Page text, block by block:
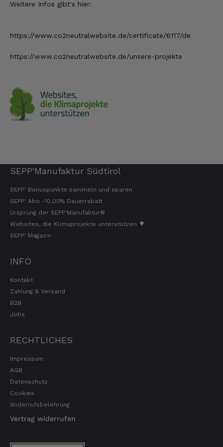
Weitere Infos gibt's hier:
https://www.co2neutralwebsite.de/certificate/6117/de
https://www.co2neutralwebsite.de/unsere-projekte
SEPP'Manufaktur Südtirol
SEPP' Bonuspunkte sammeln und sparen
SEPP' Abo -10,00% Dauerrabatt
Ursprung der SEPP'Manufaktur®
Websites, die Klimaprojekte unterstützen 🌳
SEPP' Magazin
INFO
Kontakt
Zahlung & Versand
B2B
Jobs
RECHTLICHES
Impressum
AGB
Datenschutz
Cookies
Widerrufsbelehrung
Vertrag widerrufen
Verifizierter Kunde
immer wieder bestellen. 👍🤤🤤❤️
Geschmack… wie auf Wolke sieben.
Wolfgang
Verifizierter Kunde
habe sie dann auch gleich probiert und es ist
natürlich ein wunderbarer Geschmack aus